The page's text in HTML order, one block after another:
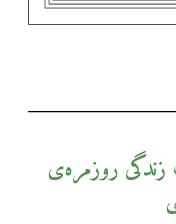
زندگی روزمره‌ی